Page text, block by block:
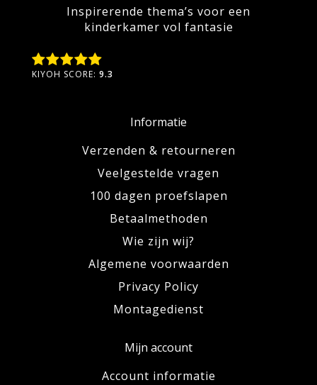
Inspirerende thema’s voor een
kinderkamer vol fantasie
KIYOH SCORE: 9.3
Informatie
Verzenden & retourneren
Veelgestelde vragen
100 dagen proefslapen
Betaalmethoden
Wie zijn wij?
Algemene voorwaarden
Privacy Policy
Montagedienst
Mijn account
Account informatie